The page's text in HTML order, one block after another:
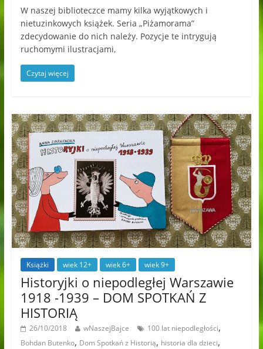
W naszej biblioteczce mamy kilka wyjątkowych i
nietuzinkowych książek. Seria „Piżamorama”
zdecydowanie do nich należy. Pozycje te intrygują
ruchomymi ilustracjami,
Czytaj więcej
Książki wiek 12+ wiek 6+ wiek 9+
Historyjki o niepodległej Warszawie
1918 -1939 – DOM SPOTKAŃ Z
HISTORIĄ
26/10/2018 wNaszejBajce 100 lat niepodległości,
Bohdan Butenko, Dom Spotkań z Historią, historia dla dzieci,